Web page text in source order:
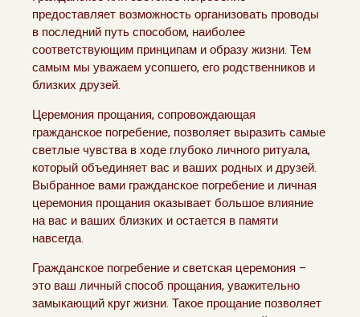
предоставляет возможность организовать проводы
в последний путь способом, наиболее
соответствующим принципам и образу жизни. Тем
самым мы уважаем усопшего, его родственников и
близких друзей.
Церемония прощания, сопровождающая
гражданское погребение, позволяет выразить самые
светлые чувства в ходе глубоко личного ритуала,
который объединяет вас и ваших родных и друзей.
Выбранное вами гражданское погребение и личная
церемония прощания оказывает большое влияние
на вас и ваших близких и остается в памяти
навсегда.
Гражданское погребение и светская церемония –
это ваш личный способ прощания, уважительно
замыкающий круг жизни. Такое прощание позволяет